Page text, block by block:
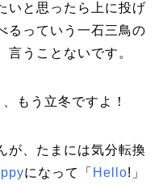
いと思ったら上に投げ
るっていう一石三鳥の
言うことないです。
もう立冬ですよ！
が、たまには気分転換
になって「 Hello!」